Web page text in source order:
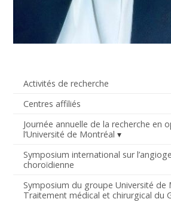
Activités de recherche
Centres affiliés
Journée annuelle de la recherche en
l’Université de Montréal
Symposium international sur
choroïdienne
Symposium du groupe Université de
Traitement médical et chirurgical du